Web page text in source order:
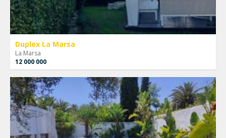
Duplex La Marsa
La Marsa
12 000 000